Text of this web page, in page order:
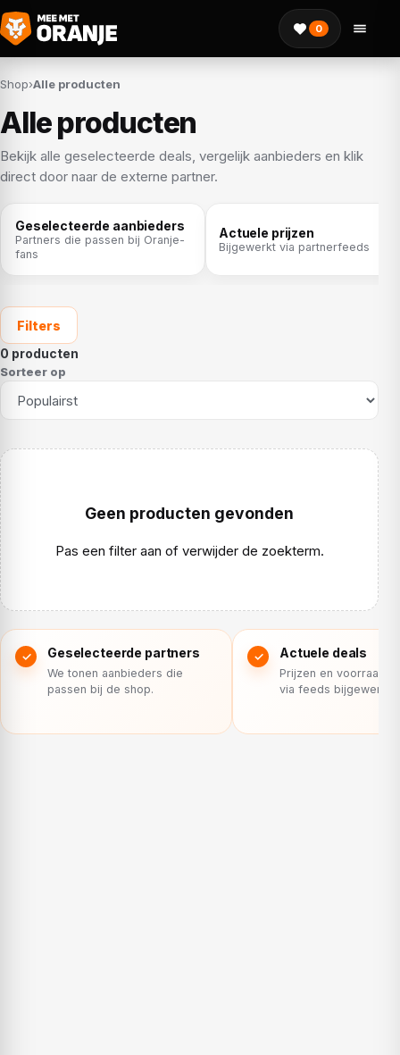
0
Shop›Alle producten
Alle producten
Bekijk alle geselecteerde deals, vergelijk aanbieders en klik
direct door naar de externe partner.
Geselecteerde aanbieders
Partners die passen bij Oranje-
fans
Actuele prijzen
Bijgewerkt via partnerfeeds
Filters
0 producten
Sorteer op
Geen producten gevonden
Pas een filter aan of verwijder de zoekterm.
Geselecteerde partners
We tonen aanbieders die
passen bij de shop.
Actuele deals
Prijzen en voorraad
via feeds bijgewerkt.